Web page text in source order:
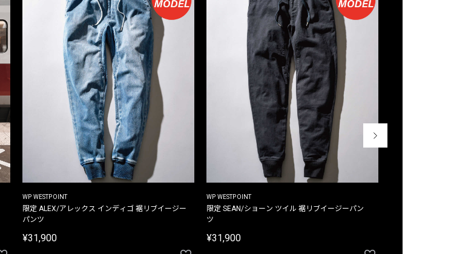
WP WESTPOINT
限定 ALEX/アレックス インディゴ 裾リブイージー
パンツ
¥31,900
WP WESTPOINT
限定 SEAN/ショーン ツイル 裾リブイージーパン
ツ
¥31,900